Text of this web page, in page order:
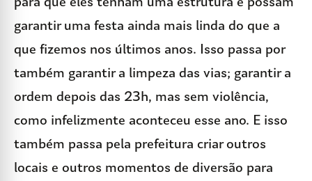
para que eles tenham uma estrutura e possam
garantir uma festa ainda mais linda do que a
que fizemos nos últimos anos. Isso passa por
também garantir a limpeza das vias; garantir a
ordem depois das 23h, mas sem violência,
como infelizmente aconteceu esse ano. E isso
também passa pela prefeitura criar outros
locais e outros momentos de diversão para